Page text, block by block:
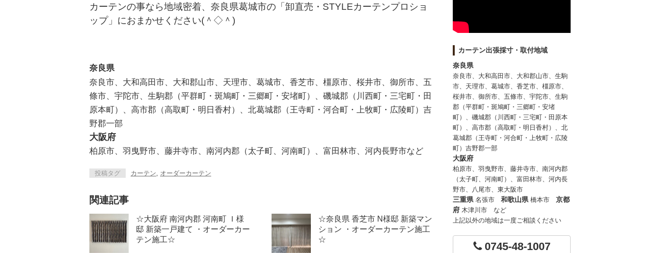
カーテンの事なら地域密着、奈良県葛城市の「卸直売・STYLEカーテンプロショ
ップ」におまかせください(＾◇＾)
奈良県
奈良市、大和高田市、大和郡山市、天理市、葛城市、香芝市、橿原市、桜井市、御所市、五
條市、宇陀市、生駒郡（平群町・斑鳩町・三郷町・安堵町）、磯城郡（川西町・三宅町・田
原本町）、高市郡（高取町・明日香村）、北葛城郡（王寺町・河合町・上牧町・広陵町）吉
野郡一部
大阪府
柏原市、羽曳野市、藤井寺市、南河内郡（太子町、河南町）、富田林市、河内長野市など
投稿タグ カーテン, オーダーカーテン
関連記事
☆大阪府 南河内郡 河南町 Ｉ様
邸 新築一戸建て ・オーダーカー
テン施工☆
☆奈良県 香芝市 N様邸 新築マン
ション ・オーダーカーテン施工
☆
カーテン出張採寸・取付地域
奈良県
奈良市、大和高田市、大和郡山市、生駒
市、天理市、葛城市、香芝市、橿原市、
桜井市、御所市、五條市、宇陀市、生駒
郡（平群町・斑鳩町・三郷町・安堵
町）、磯城郡（川西町・三宅町・田原本
町）、高市郡（高取町・明日香村）、北
葛城郡（王寺町・河合町・上牧町・広陵
町）吉野郡一部
大阪府
柏原市、羽曳野市、藤井寺市、南河内郡
（太子町、河南町）、富田林市、河内長
野市、八尾市、東大阪市
三重県名張市 和歌山県橋本市 京都
府 木津川市 など
上記以外の地域は一度ご相談ください
0745-48-1007